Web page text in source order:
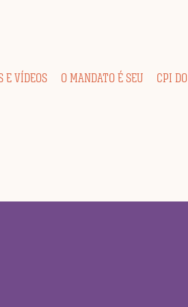
E VÍDEOS O MANDATO É SEU CPI